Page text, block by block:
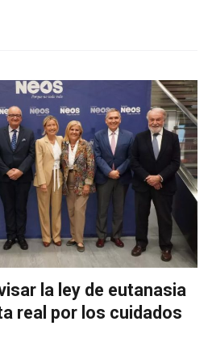
la ley de eutanasia
real por los cuidados